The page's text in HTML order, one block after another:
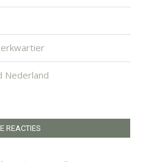
Nederland
REACTIES